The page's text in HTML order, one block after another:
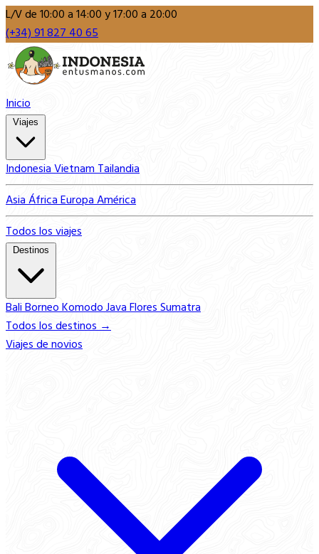
L/V de 10:00 a 14:00 y 17:00 a 20:00
(+34) 91 827 40 65
Inicio
IndonesiaVietnamTailandia
AsiaÁfricaEuropaAmérica
Todos los viajes
BaliBorneoKomodoJavaFloresSumatra
Todos los destinos →
Viajes de novios